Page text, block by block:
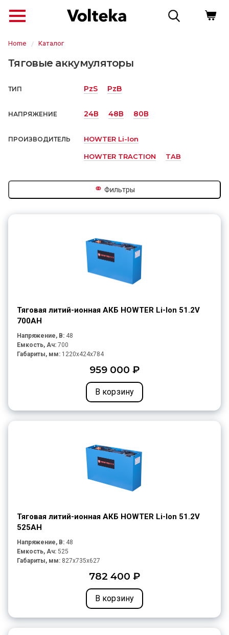
Home Каталог
Тяговые аккумуляторы
ТИП PzS PzB
НАПРЯЖЕНИЕ 24В 48В 80В
ПРОИЗВОДИТЕЛЬ HOWTER Li-Ion
HOWTER TRACTION TAB
⚭ Фильтры
Тяговая литий-ионная АКБ HOWTER Li-Ion 51.2V
700AH
Напряжение, В: 48
Емкость, Ач: 700
Габариты, мм: 1220x424x784
959 000 ₽
В корзину
Тяговая литий-ионная АКБ HOWTER Li-Ion 51.2V
525AH
Напряжение, В: 48
Емкость, Ач: 525
Габариты, мм: 827x735x627
782 400 ₽
В корзину